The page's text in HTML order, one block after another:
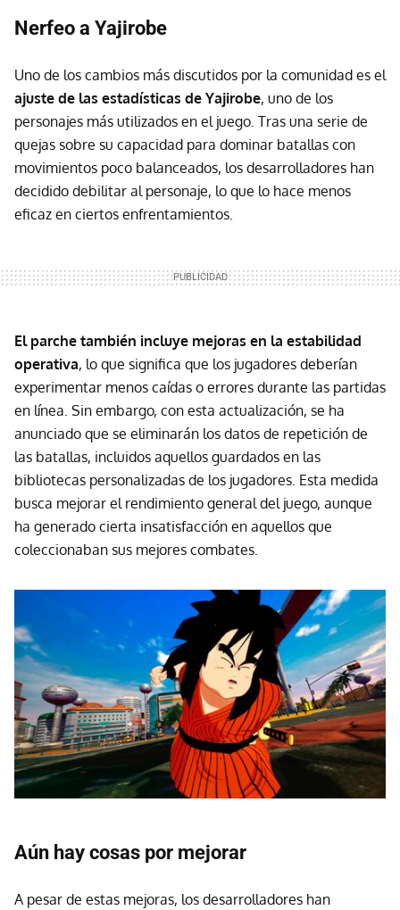
Nerfeo a Yajirobe
Uno de los cambios más discutidos por la comunidad es el
ajuste de las estadísticas de Yajirobe, uno de los
personajes más utilizados en el juego. Tras una serie de
quejas sobre su capacidad para dominar batallas con
movimientos poco balanceados, los desarrolladores han
decidido debilitar al personaje, lo que lo hace menos
eficaz en ciertos enfrentamientos.
El parche también incluye mejoras en la estabilidad
operativa, lo que significa que los jugadores deberían
experimentar menos caídas o errores durante las partidas
en línea. Sin embargo, con esta actualización, se ha
anunciado que se eliminarán los datos de repetición de
las batallas, incluidos aquellos guardados en las
bibliotecas personalizadas de los jugadores. Esta medida
busca mejorar el rendimiento general del juego, aunque
ha generado cierta insatisfacción en aquellos que
coleccionaban sus mejores combates.
Aún hay cosas por mejorar
A pesar de estas mejoras, los desarrolladores han